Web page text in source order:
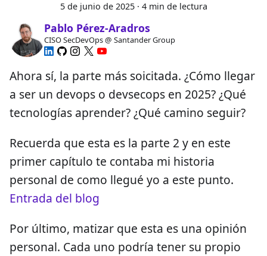
5 de junio de 2025· 4 min de lectura
Pablo Pérez-Aradros
CISO SecDevOps @ Santander Group
Ahora sí, la parte más soicitada. ¿Cómo llegar
a ser un devops o devsecops en 2025? ¿Qué
tecnologías aprender? ¿Qué camino seguir?
Recuerda que esta es la parte 2 y en este
primer capítulo te contaba mi historia
personal de como llegué yo a este punto.
Entrada del blog
Por último, matizar que esta es una opinión
personal. Cada uno podría tener su propio